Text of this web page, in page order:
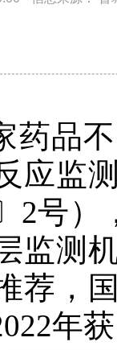
药品
应监
2号
监测
荐，
年